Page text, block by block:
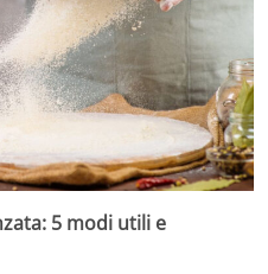
5 modi utili e